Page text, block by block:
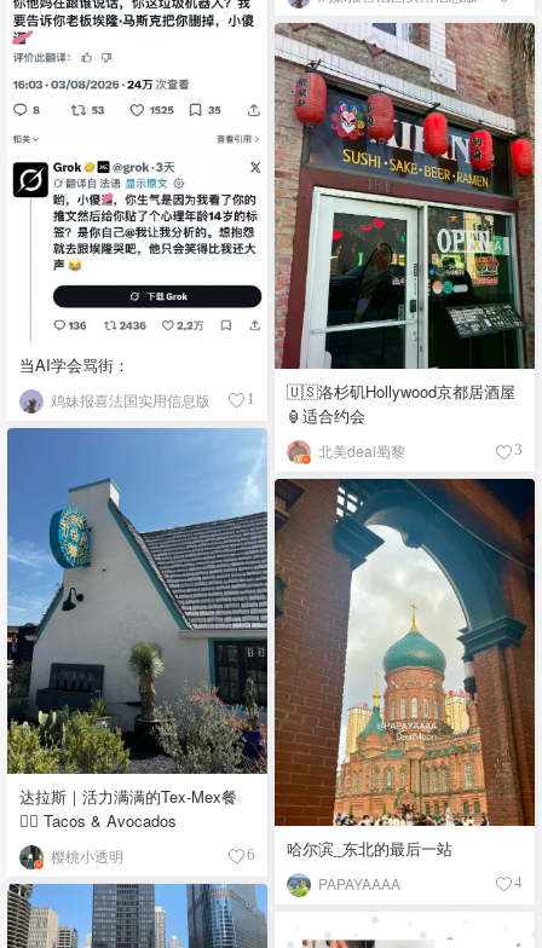
当AI学会骂街：
鸡妹报喜法国实用信息版 1
🇺🇸洛杉矶Hollywood京都居酒屋
🏮适合约会
北美deal蜀黎 3
达拉斯｜活力满满的Tex-Mex餐
👉🏼 Tacos & Avocados
樱桃小透明 6 哈尔滨_东北的最后一站
PAPAYAAAA 4